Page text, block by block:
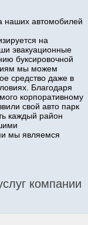
наших автомобилей
на
эвакуационные
буксировочной
мы можем
средство даже в
Благодаря
корпоративному
свой авто парк
каждый район
мы являемся
компании